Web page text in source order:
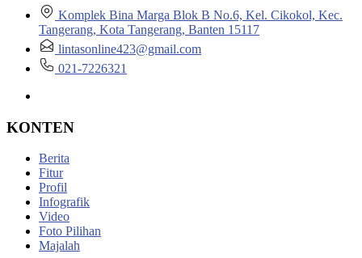
Komplek Bina Marga Blok B No.6, Kel. Cikokol, Kec.
Tangerang, Kota Tangerang, Banten 15117
lintasonline423@gmail.com
021-7226321
KONTEN
Berita
Fitur
Profil
Infografik
Video
Foto Pilihan
Majalah